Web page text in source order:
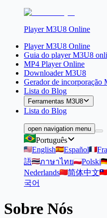
Player M3U8 Online
Player M3U8 Online
Guia do player M3U8
MP4 Player Online
Downloader M3U8
Gerador de incorporação
Lista do Blog
Ferramentas M3U8
Lista do Blog
open navigation menu
Português
English
Español
語
ภาษาไทย Polski
Nederlands
简体中文
국어
Sobre Nós